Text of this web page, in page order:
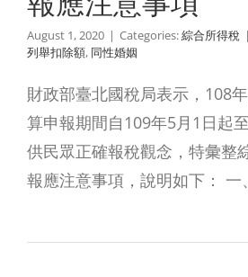
August 1, 2020 | Categories:綜合所得稅 |
列舉扣除額, 同性婚姻
財政部臺北國稅局表示，108
算申報期間自109年5月1日起
供民眾正確報稅觀念，特彙整
報應注意事項，說明如下：